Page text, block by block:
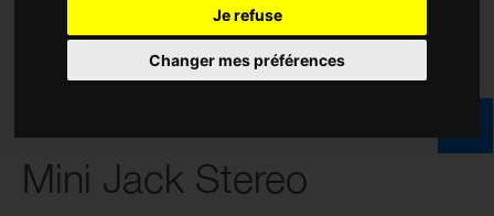
Je refuse
Changer mes préférences
Mini Jack Stereo